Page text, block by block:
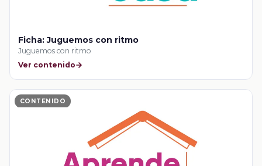
Ficha: Juguemos con ritmo
Juguemos con ritmo
Ver contenido
CONTENIDO